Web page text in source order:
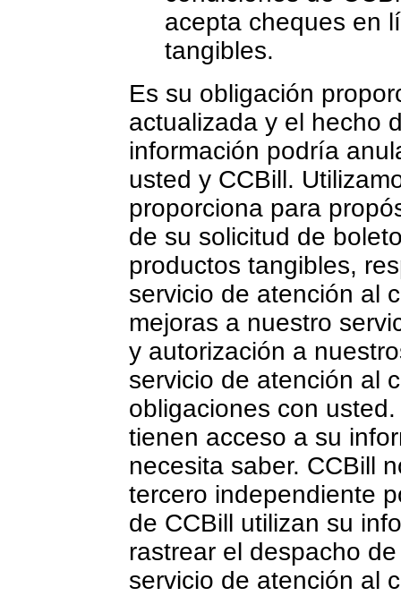
acepta cheques en
tangibles.
Es su obligación
actualizada y el hecho
información podría
usted y CCBill.
proporciona para
de su solicitud de
productos tangibles,
servicio de atención al
mejoras a nuestro
y autorización a
servicio de atención al
obligaciones con
tienen acceso a su
necesita saber. CCBill
tercero independiente
de CCBill utilizan su
rastrear el despacho
servicio de atención al